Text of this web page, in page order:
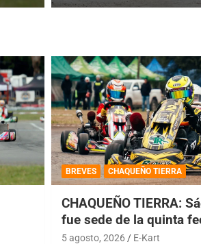
BREVES CHAQUEÑO TIERRA
CHAQUEÑO TIERRA:
fue sede de la quinta
5 agosto, 2026 E-Kart